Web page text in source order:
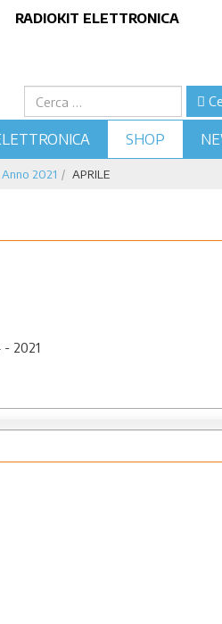
RADIOKIT ELETTRONICA
Cerca
SHOP
Anno 2021 APRILE
2021